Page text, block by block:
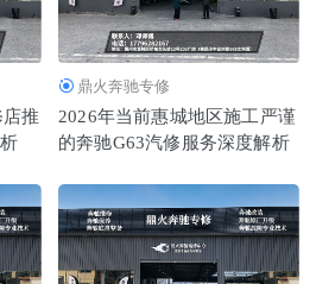
推
鼎火奔驰专修
2026年当前惠城地区施工严谨
的奔驰G63汽修服务深度解析